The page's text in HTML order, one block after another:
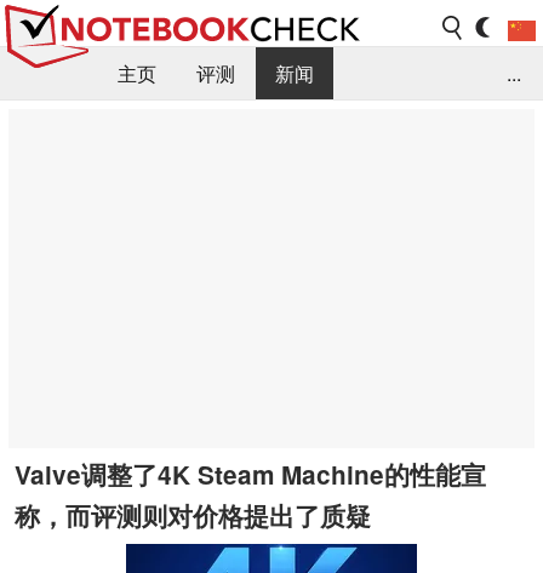
主页 评测
新闻
...
Valve调整了4K Steam Machine的性能宣
称，而评测则对价格提出了质疑